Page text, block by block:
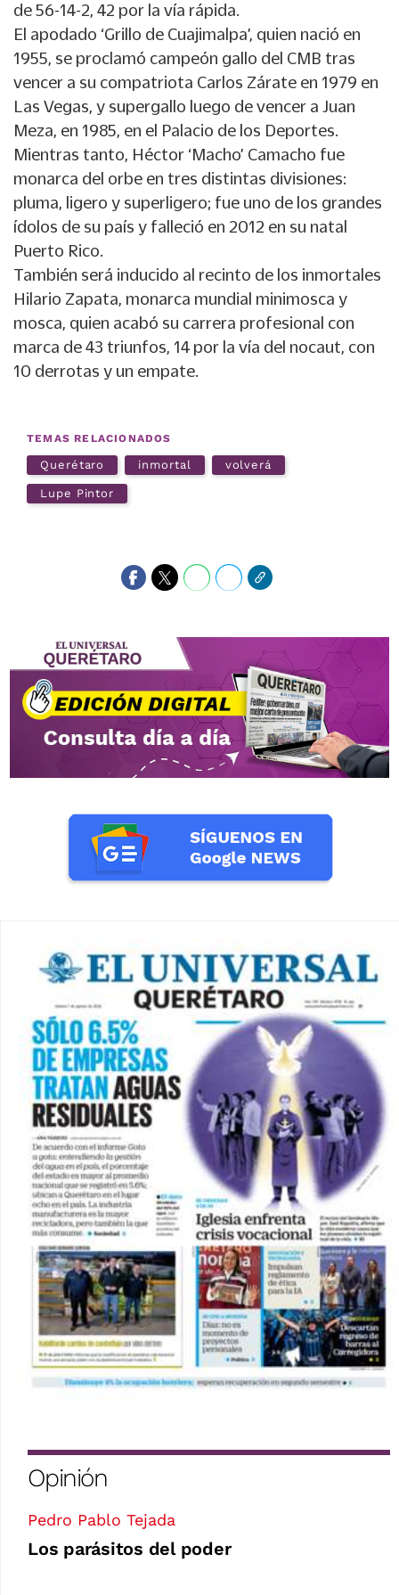
de 56-14-2, 42 por la vía rápida.
El apodado ‘Grillo de Cuajimalpa’, quien nació en
1955, se proclamó campeón gallo del CMB tras
vencer a su compatriota Carlos Zárate en 1979 en
Las Vegas, y supergallo luego de vencer a Juan
Meza, en 1985, en el Palacio de los Deportes.
Mientras tanto, Héctor ‘Macho’ Camacho fue
monarca del orbe en tres distintas divisiones:
pluma, ligero y superligero; fue uno de los grandes
ídolos de su país y falleció en 2012 en su natal
Puerto Rico.
También será inducido al recinto de los inmortales
Hilario Zapata, monarca mundial minimosca y
mosca, quien acabó su carrera profesional con
marca de 43 triunfos, 14 por la vía del nocaut, con
10 derrotas y un empate.
TEMAS RELACIONADOS
Querétaro inmortal volverá
Lupe Pintor
Opinión
Pedro Pablo Tejada
Los parásitos del poder